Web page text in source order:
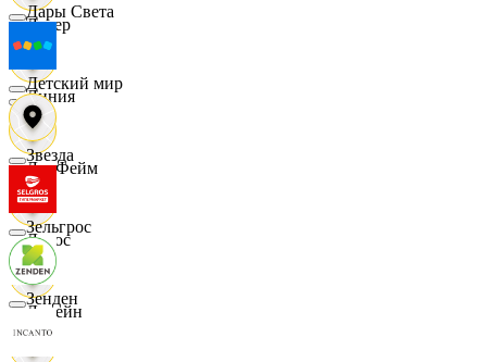
Левер
Линия
ЛисФейм
Логос
Лорейн
Дары Света
Детский мир
Звезда
Зельгрос
Зенден